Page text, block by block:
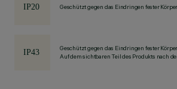
Geschützt gegen das Eindringen fester
Geschützt gegen das Eindringen fester
Auf dem sichtbaren Teil des Produkts nach